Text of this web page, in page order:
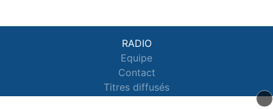
RADIO
Equipe
Contact
Titres diffusés